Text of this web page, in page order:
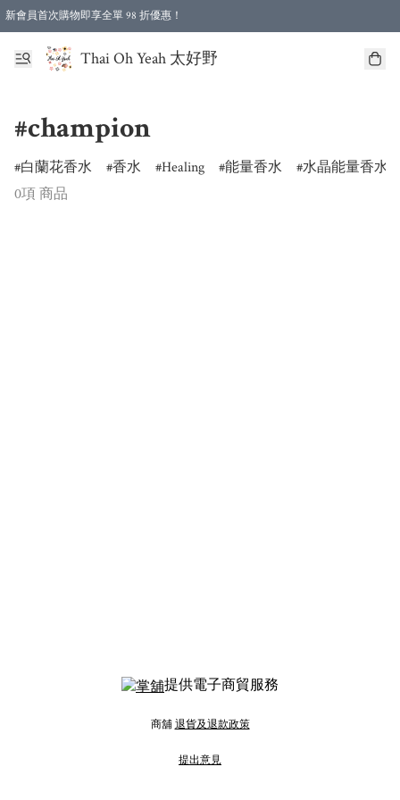
新會員首次購物即享全單 98 折優惠！
特選會員可享全單低至 96 折優惠！
Thai Oh Yeah 太好野
#champion
白蘭花香水 香水 Healing 能量香水
水晶能量香水
0項 商品
提供電子商貿服務
商舖 退貨及退款政策
提出意見